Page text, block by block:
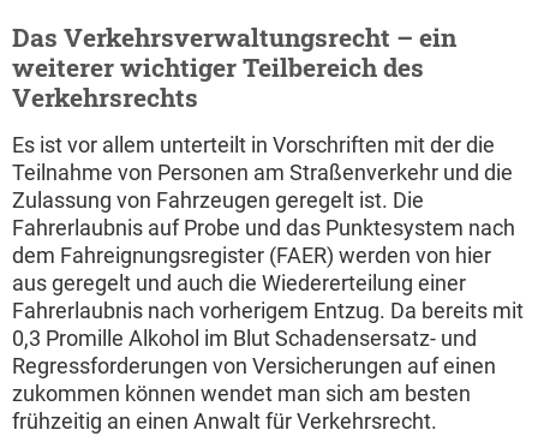
Das Verkehrsverwaltungsrecht – ein
weiterer wichtiger Teilbereich des
Verkehrsrechts
Es ist vor allem unterteilt in Vorschriften mit der die
Teilnahme von Personen am Straßenverkehr und die
Zulassung von Fahrzeugen geregelt ist. Die
Fahrerlaubnis auf Probe und das Punktesystem nach
dem Fahreignungsregister (FAER) werden von hier
aus geregelt und auch die Wiedererteilung einer
Fahrerlaubnis nach vorherigem Entzug. Da bereits mit
0,3 Promille Alkohol im Blut Schadensersatz- und
Regressforderungen von Versicherungen auf einen
zukommen können wendet man sich am besten
frühzeitig an einen Anwalt für Verkehrsrecht.